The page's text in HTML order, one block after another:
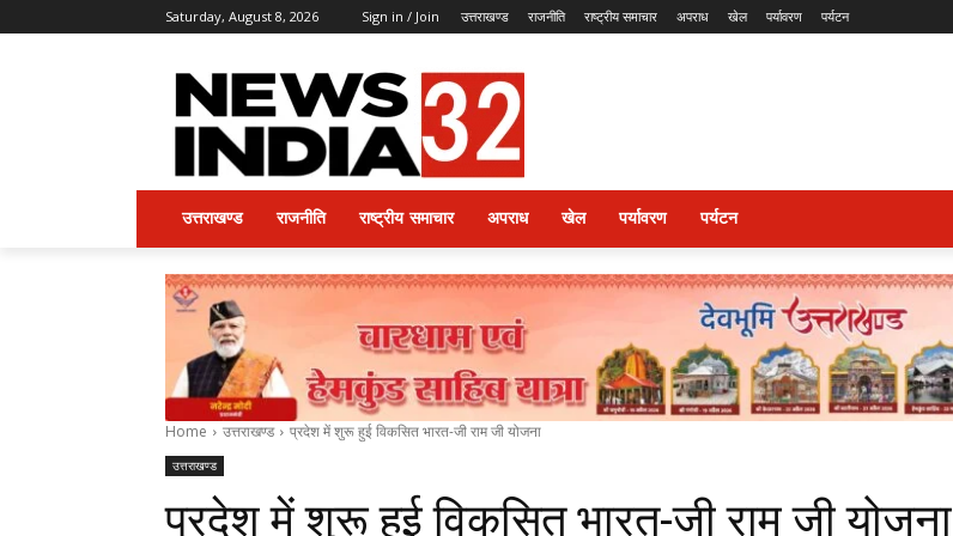
Saturday, August 8, 2026 Sign in / Join उत्तराखण्ड राजनीति राष्ट्रीय समाचार अपराध खेल पर्यावरण पर्यटन
उत्तराखण्ड राजनीति राष्ट्रीय समाचार अपराध खेल पर्यावरण पर्यटन
Home उत्तराखण्ड प्रदेश में शुरू हुई विकसित भारत-जी राम जी योजना
उत्तराखण्ड
प्रदेश में शुरू हुई विकसित भारत-जी राम जी योजना